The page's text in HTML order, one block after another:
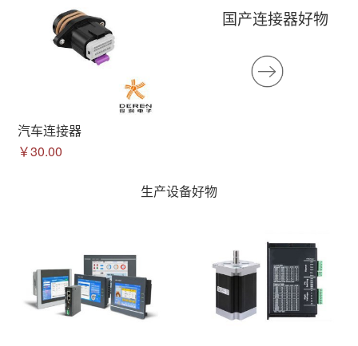
汽车连接器
￥30.00
国产连接器好物
生产设备好物